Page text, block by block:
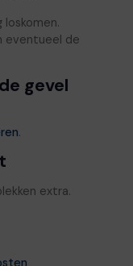
loskomen.
eventueel de
gevel
.
extra.